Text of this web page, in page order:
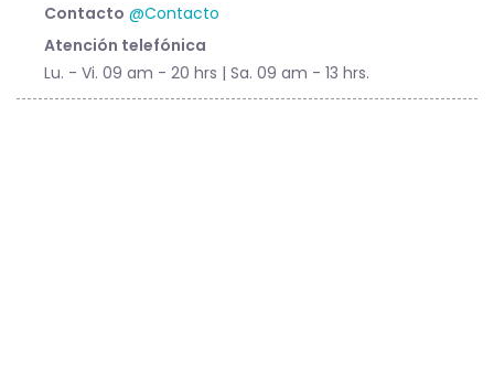
Contacto @Contacto
Atención telefónica
Lu. - Vi. 09 am - 20 hrs | Sa. 09 am - 13 hrs.